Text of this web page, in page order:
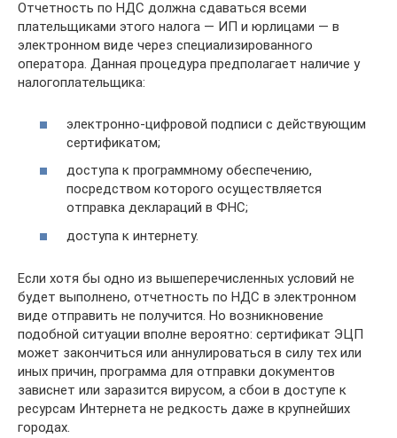
Отчетность по НДС должна сдаваться всеми
плательщиками этого налога — ИП и юрлицами — в
электронном виде через специализированного
оператора. Данная процедура предполагает наличие у
налогоплательщика:
электронно-цифровой подписи с действующим
сертификатом;
доступа к программному обеспечению,
посредством которого осуществляется
отправка деклараций в ФНС;
доступа к интернету.
Если хотя бы одно из вышеперечисленных условий не
будет выполнено, отчетность по НДС в электронном
виде отправить не получится. Но возникновение
подобной ситуации вполне вероятно: сертификат ЭЦП
может закончиться или аннулироваться в силу тех или
иных причин, программа для отправки документов
зависнет или заразится вирусом, а сбои в доступе к
ресурсам Интернета не редкость даже в крупнейших
городах.